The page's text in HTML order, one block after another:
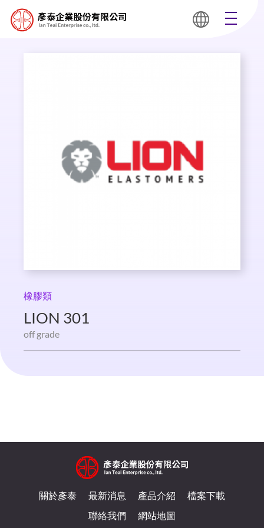
橡膠類
LION 301
off grade
關於彥泰 最新消息 產品介紹
檔案下載
聯絡我們
網站地圖